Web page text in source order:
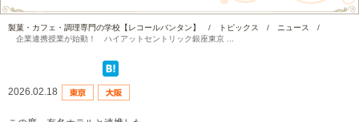
製菓・カフェ・調理専門の学校【レコールバンタン】 / トピックス / ニュース
/
企業連携授業が始動！ ハイアットセントリック銀座東京 ...
2026.02.18